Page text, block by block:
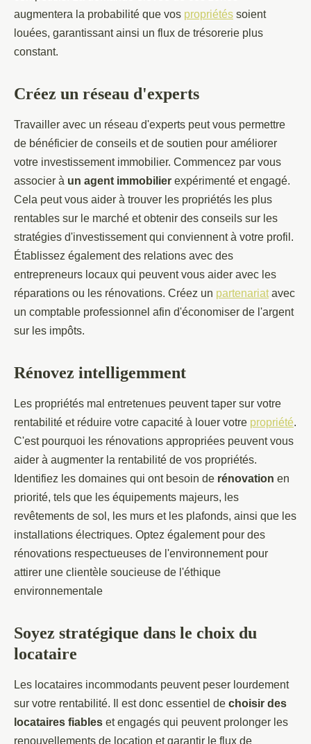
augmentera la probabilité que vos propriétés soient
louées, garantissant ainsi un flux de trésorerie plus
constant.
Créez un réseau d'experts
Travailler avec un réseau d'experts peut vous permettre
de bénéficier de conseils et de soutien pour améliorer
votre investissement immobilier. Commencez par vous
associer à un agent immobilier expérimenté et engagé.
Cela peut vous aider à trouver les propriétés les plus
rentables sur le marché et obtenir des conseils sur les
stratégies d'investissement qui conviennent à votre profil.
Établissez également des relations avec des
entrepreneurs locaux qui peuvent vous aider avec les
réparations ou les rénovations. Créez un partenariatavec
un comptable professionnel afin d'économiser de l'argent
sur les impôts.
Rénovez intelligemment
Les propriétés mal entretenues peuvent taper sur votre
rentabilité et réduire votre capacité à louer votre propriété.
C'est pourquoi les rénovations appropriées peuvent vous
aider à augmenter la rentabilité de vos propriétés.
Identifiez les domaines qui ont besoin de rénovation en
priorité, tels que les équipements majeurs, les
revêtements de sol, les murs et les plafonds, ainsi que les
installations électriques. Optez également pour des
rénovations respectueuses de l'environnement pour
attirer une clientèle soucieuse de l'éthique
environnementale
Soyez stratégique dans le choix du
locataire
Les locataires incommodants peuvent peser lourdement
sur votre rentabilité. Il est donc essentiel de choisir des
locataires fiables et engagés qui peuvent prolonger les
renouvellements de location et garantir le flux de